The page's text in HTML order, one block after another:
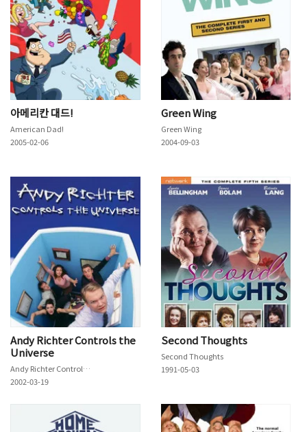
아메리칸 대드!
American Dad!
2005-02-06
Green Wing
Green Wing
2004-09-03
Andy Richter Controls the
Universe
Andy Richter Controls the Universe
2002-03-19
Second Thoughts
Second Thoughts
1991-05-03